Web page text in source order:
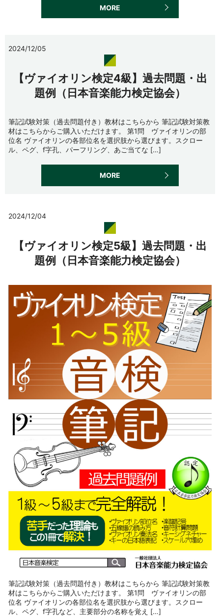
MORE
2024/12/05
【ヴァイオリン検定4級】過去問題・出
題例（日本音楽能力検定協会）
筆記試験対策（過去問題付き）教材はこちらから 筆記試験対策教
材はこちらからご購入いただけます。 第1問 ヴァイオリンの部
位名 ヴァイオリンの各部位名を選択肢から選びます。スクロー
ル、ペグ、f字孔、パーフリング、あご当てな […]
MORE
2024/12/04
【ヴァイオリン検定5級】過去問題・出
題例（日本音楽能力検定協会）
筆記試験対策（過去問題付き）教材はこちらから 筆記試験対策教
材はこちらからご購入いただけます。 第1問 ヴァイオリンの部
位名 ヴァイオリンの各部位名を選択肢から選びます。スクロー
ル、ペグ、f字孔など、主要部分の名称を覚え […]